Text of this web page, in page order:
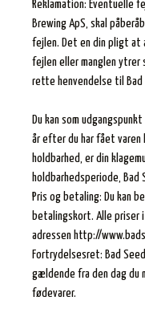
Reklamation: Eventuelle
Brewing ApS, skal
fejlen. Det en din pligt at
fejlen eller manglen ytrer
rette henvendelse til Bad
Du kan som
år efter du har fået
holdbarhed, er din
holdbarhedsperiode,
Pris og betaling: Du kan
betalingskort. Alle priser i
adressen http://
Fortrydelsesret: Bad
gældende fra den dag du
fødevarer.